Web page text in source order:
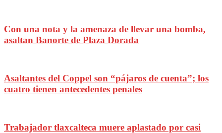
Con una nota y la amenaza de llevar una bomba,
asaltan Banorte de Plaza Dorada
Asaltantes del Coppel son “pájaros de cuenta”; los
cuatro tienen antecedentes penales
Trabajador tlaxcalteca muere aplastado por casi